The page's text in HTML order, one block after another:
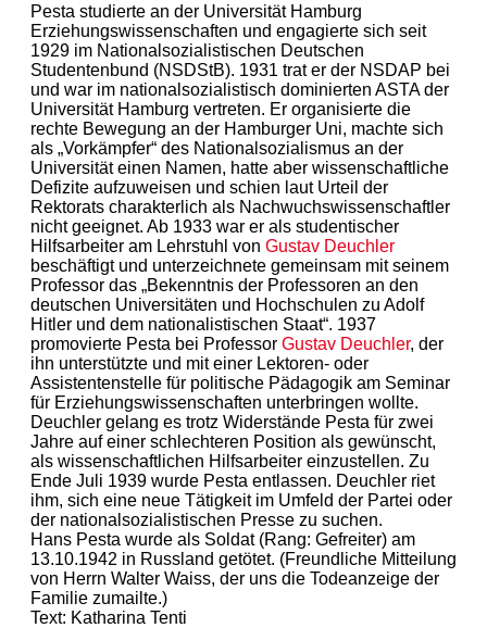
Pesta studierte an der Universität Hamburg
Erziehungswissenschaften und engagierte sich seit
1929 im Nationalsozialistischen Deutschen
Studentenbund (NSDStB). 1931 trat er der NSDAP bei
und war im nationalsozialistisch dominierten ASTA der
Universität Hamburg vertreten. Er organisierte die
rechte Bewegung an der Hamburger Uni, machte sich
als „Vorkämpfer“ des Nationalsozialismus an der
Universität einen Namen, hatte aber wissenschaftliche
Defizite aufzuweisen und schien laut Urteil der
Rektorats charakterlich als Nachwuchswissenschaftler
nicht geeignet. Ab 1933 war er als studentischer
Hilfsarbeiter am Lehrstuhl von Gustav Deuchler
beschäftigt und unterzeichnete gemeinsam mit seinem
Professor das „Bekenntnis der Professoren an den
deutschen Universitäten und Hochschulen zu Adolf
Hitler und dem nationalistischen Staat“. 1937
promovierte Pesta bei Professor Gustav Deuchler, der
ihn unterstützte und mit einer Lektoren- oder
Assistentenstelle für politische Pädagogik am Seminar
für Erziehungswissenschaften unterbringen wollte.
Deuchler gelang es trotz Widerstände Pesta für zwei
Jahre auf einer schlechteren Position als gewünscht,
als wissenschaftlichen Hilfsarbeiter einzustellen. Zu
Ende Juli 1939 wurde Pesta entlassen. Deuchler riet
ihm, sich eine neue Tätigkeit im Umfeld der Partei oder
der nationalsozialistischen Presse zu suchen.
Hans Pesta wurde als Soldat (Rang: Gefreiter) am
13.10.1942 in Russland getötet. (Freundliche Mitteilung
von Herrn Walter Waiss, der uns die Todeanzeige der
Familie zumailte.)
Text: Katharina Tenti